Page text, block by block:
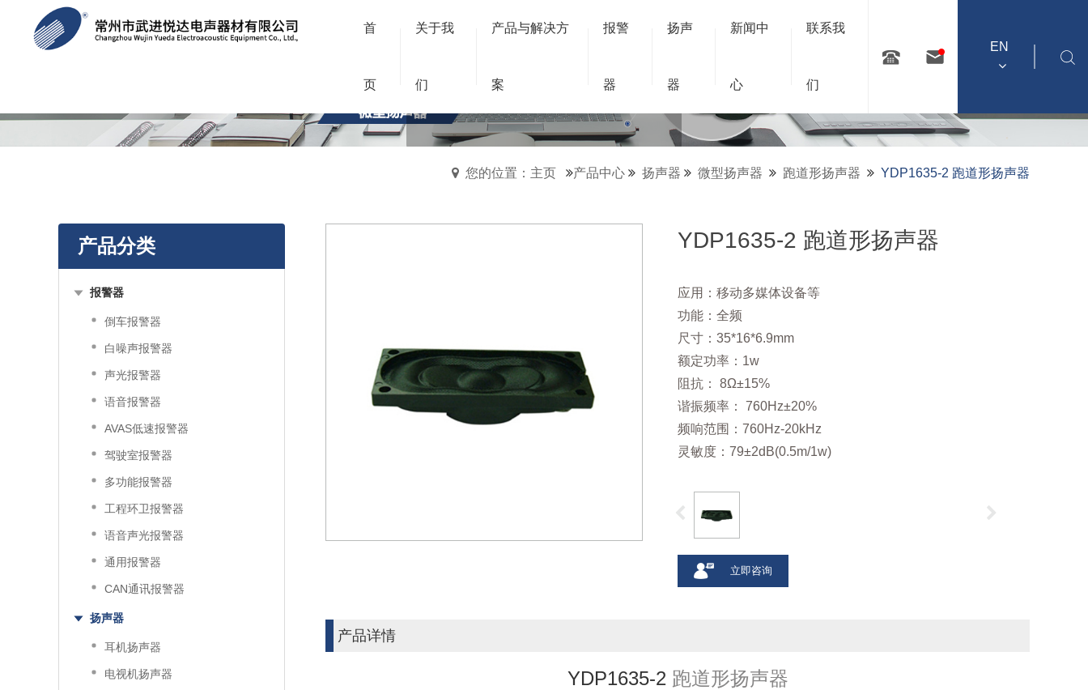
首
页
关于我
们
产品与解决方
案
报警
器
扬声
器
新闻中
心
联系我
们
EN
跑道形扬声器
您的位置：主页 产品中心 扬声器 微型扬声器 跑道形扬声器 YDP1635-2 跑道形扬声器
产品分类
报警器
倒车报警器
白噪声报警器
声光报警器
语音报警器
AVAS低速报警器
驾驶室报警器
多功能报警器
工程环卫报警器
语音声光报警器
通用报警器
CAN通讯报警器
扬声器
耳机扬声器
电视机扬声器
YDP1635-2 跑道形扬声器
应用：移动多媒体设备等
功能：全频
尺寸：35*16*6.9mm
额定功率：1w
阻抗： 8Ω±15%
谐振频率： 760Hz±20%
频响范围：760Hz-20kHz
灵敏度：79±2dB(0.5m/1w)
立即咨询
产品详情
YDP1635-2 跑道形扬声器